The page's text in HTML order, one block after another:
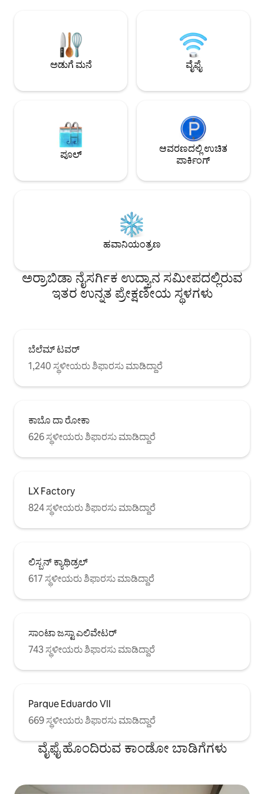
ಬಿಸಿಯಾದ ಪೂಲ್, ಸನ್ ಲೌಂಜರ್‌ಗಳು ಮತ್ತು
ಟೇಬಲ್ ಹೊಂದಿರುವ ವಿಶಾಲವಾದ, ಖಾಸಗಿ
ಉದ್ಯಾನಕ್ಕೆ ಕರೆದೊಯ್ಯುತ್ತವೆ.
ಸೀಮಿತ ಪಾದಚಾರಿ
ಅಥವಾ ಸ್ಕೂಟರ್ ಅನ್ನು
ಅಡುಗೆ ಮನೆ ವೈಫೈ
ಪೂಲ್
ಆವರಣದಲ್ಲಿ ಉಚಿತ
ಪಾರ್ಕಿಂಗ್
ಹವಾನಿಯಂತ್ರಣ
ಅರ್ರಾಬಿಡಾ ನೈಸರ್ಗಿಕ ಉದ್ಯಾನ ಸಮೀಪದಲ್ಲಿರುವ
ಇತರ ಉನ್ನತ ಪ್ರೇಕ್ಷಣೀಯ ಸ್ಥಳಗಳು
ಬೆಲೆಮ್ ಟವರ್
1,240 ಸ್ಥಳೀಯರು ಶಿಫಾರಸು ಮಾಡಿದ್ದಾರೆ
ಕಾಬೊ ದಾ ರೋಕಾ
626 ಸ್ಥಳೀಯರು ಶಿಫಾರಸು ಮಾಡಿದ್ದಾರೆ
LX Factory
824 ಸ್ಥಳೀಯರು ಶಿಫಾರಸು ಮಾಡಿದ್ದಾರೆ
ಲಿಸ್ಬನ್ ಕ್ಯಾಥಿಡ್ರಲ್
617 ಸ್ಥಳೀಯರು ಶಿಫಾರಸು ಮಾಡಿದ್ದಾರೆ
ಸಾಂಟಾ ಜಸ್ಟಾ ಎಲಿವೇಟರ್
743 ಸ್ಥಳೀಯರು ಶಿಫಾರಸು ಮಾಡಿದ್ದಾರೆ
Parque Eduardo VII
669 ಸ್ಥಳೀಯರು ಶಿಫಾರಸು ಮಾಡಿದ್ದಾರೆ
ವೈಫೈ ಹೊಂದಿರುವ ಕಾಂಡೋ ಬಾಡಿಗೆಗಳು